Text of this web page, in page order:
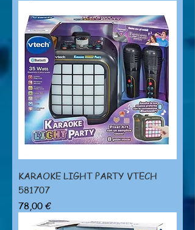
KARAOKE LIGHT PARTY VTECH
581707
Prezzo
78,00 €